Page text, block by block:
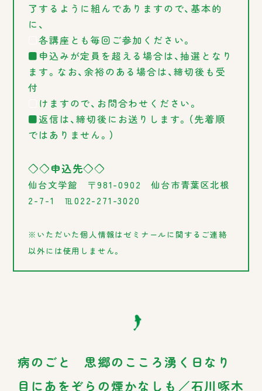
病のごと 思郷のこころ湧く日なり
目にあをぞらの煙かなしも／石川啄木
了するように組んでありますので、基本的
に、
□各講座とも毎回ご参加ください。
■申込みが定員を超える場合は、抽選となり
ます。なお、余裕のある場合は、締切後も受
付
けますので、お問合わせください。
■返信は、締切後にお送りします。（先着順
ではありません。）
◇◇申込先◇◇
仙台文学館 〒981-0902 仙台市青葉区北根
2-7-1 ℡022-271-3020
※いただいた個人情報はゼミナールに関するご連絡
以外には使用しません。